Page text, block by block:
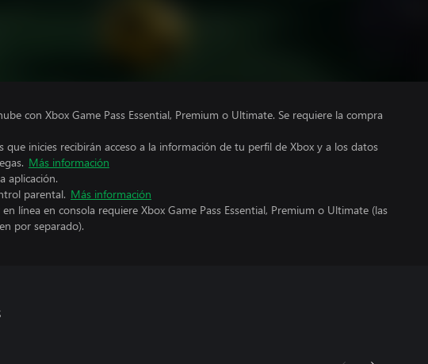
con Xbox Game Pass Essential, Premium o Ultimate. Se requiere la compra
que inicies recibirán acceso a la información de tu perfil de Xbox y a los datos
Más información
aplicación.
parental. Más información
línea en consola requiere Xbox Game Pass Essential, Premium o Ultimate (las
por separado).